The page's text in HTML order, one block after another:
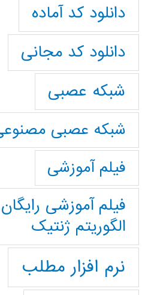
دانلود کد آماده
دانلود کد مجانی
شبکه عصبی
شبکه عصبی
فیلم آموزشی
فیلم آموزشی
الگوریتم ژنتیک
نرم افزار مطلب